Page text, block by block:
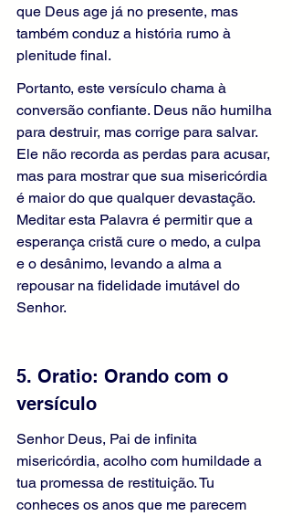
que Deus age já no presente, mas
também conduz a história rumo à
plenitude final.
Portanto, este versículo chama à
conversão confiante. Deus não humilha
para destruir, mas corrige para salvar.
Ele não recorda as perdas para acusar,
mas para mostrar que sua misericórdia
é maior do que qualquer devastação.
Meditar esta Palavra é permitir que a
esperança cristã cure o medo, a culpa
e o desânimo, levando a alma a
repousar na fidelidade imutável do
Senhor.
5. Oratio: Orando com o
versículo
Senhor Deus, Pai de infinita
misericórdia, acolho com humildade a
tua promessa de restituição. Tu
conheces os anos que me parecem